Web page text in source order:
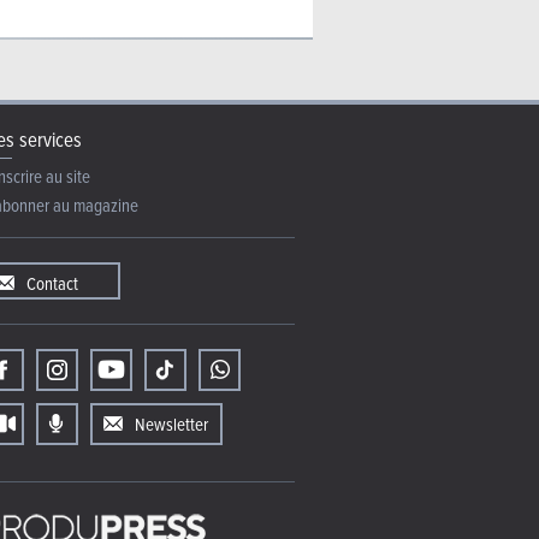
services
au site
au magazine
Contact
Newsletter